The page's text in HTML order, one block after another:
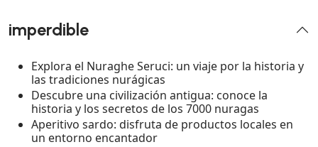
imperdible
Explora el Nuraghe Seruci: un viaje por la historia y
las tradiciones nurágicas
Descubre una civilización antigua: conoce la
historia y los secretos de los 7000 nuragas
Aperitivo sardo: disfruta de productos locales en
un entorno encantador